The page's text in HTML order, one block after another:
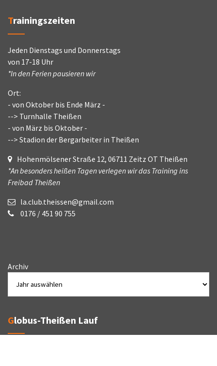
Trainingszeiten
Jeden Dienstags und Donnerstags
von 17-18 Uhr
*In den Ferien pausieren wir
Ort:
- von Oktober bis Ende März -
--> Turnhalle Theißen
- von März bis Oktober -
--> Stadion der Bergarbeiter in Theißen
Hohenmölsener Straße 12, 06711 Zeitz OT Theißen
*An besonders heißen Tagen verlegen wir das Training ins
Freibad Theißen
la.club.theissen@gmail.com
0176 / 451 90 755
Archiv
Globus-Theißen Lauf